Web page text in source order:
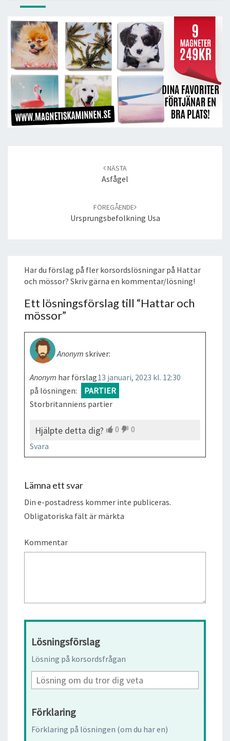
NÄSTA
Asfågel
FÖREGÅENDE
Ursprungsbefolkning Usa
Har du förslag på fler korsordslösningar på Hattar
och mössor? Skriv gärna en kommentar/lösning!
Ett lösningsförslag till “Hattar och
mössor”
Anonym skriver:
13 januari, 2023 kl. 12:30
Anonym har förslag
på lösningen:
PARTIER
Storbritanniens partier
Hjälpte detta dig? 0
0
Svara
Lämna ett svar
Din e-postadress kommer inte publiceras.
Obligatoriska fält är märkta
Kommentar
Lösningsförslag
Lösning på korsordsfrågan
Förklaring
Förklaring på lösningen (om du har en)